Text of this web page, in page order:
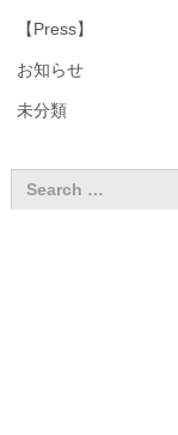
【Press】
お知らせ
未分類